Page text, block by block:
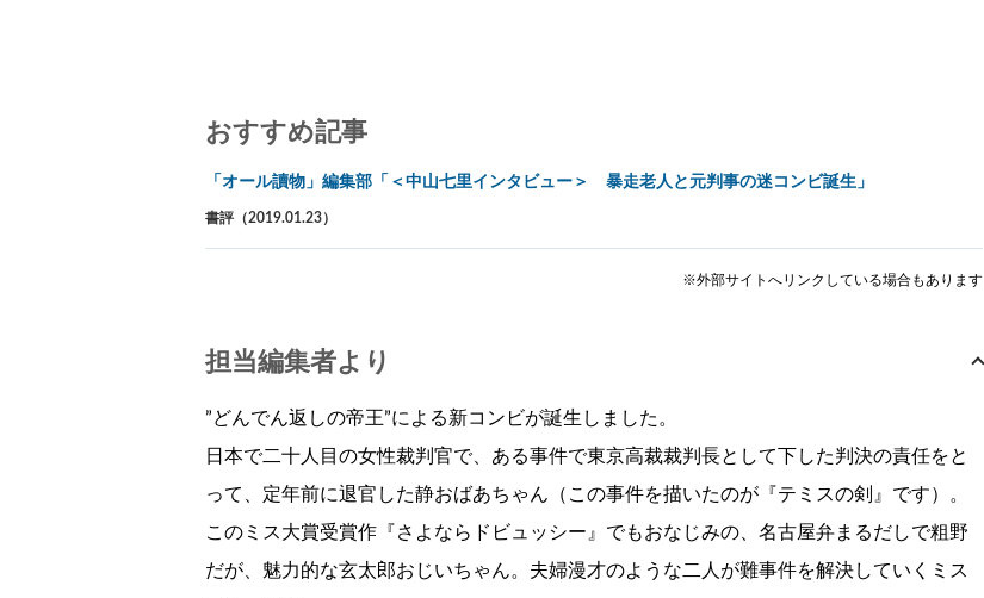
おすすめ記事
「オール讀物」編集部「＜中山七里インタビュー＞ 暴走老人と元判事の迷コンビ誕生」
書評（2019.01.23）
※外部サイトへリンクしている場合もあります
担当編集者より
”どんでん返しの帝王”による新コンビが誕生しました。
日本で二十人目の女性裁判官で、ある事件で東京高裁裁判長として下した判決の責任をと
って、定年前に退官した静おばあちゃん（この事件を描いたのが『テミスの剣』です）。
このミス大賞受賞作『さよならドビュッシー』でもおなじみの、名古屋弁まるだしで粗野
だが、魅力的な玄太郎おじいちゃん。夫婦漫才のような二人が難事件を解決していくミス